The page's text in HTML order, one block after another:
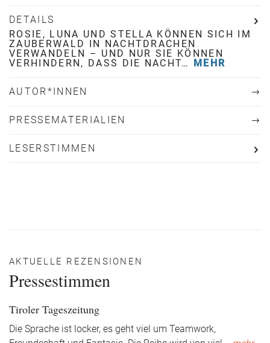
DETAILS
ROSIE, LUNA UND STELLA KÖNNEN SICH IM
ZAUBERWALD IN NACHTDRACHEN
VERWANDELN – UND NUR SIE KÖNNEN
VERHINDERN, DASS DIE NACHT…
MEHR
AUTOR*INNEN
PRESSEMATERIALIEN
LESERSTIMMEN
AKTUELLE REZENSIONEN
Pressestimmen
Tiroler Tageszeitung
Die Sprache ist locker, es geht viel um Teamwork,